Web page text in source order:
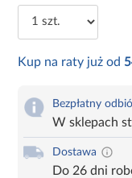
Kup na raty już od
Bezpłatny
W sklepach
Dostawa
Do 26 dni